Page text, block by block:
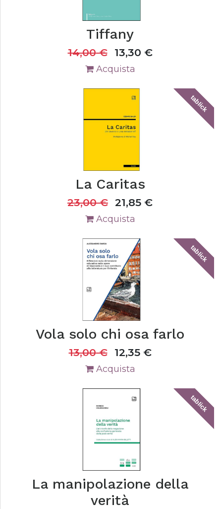
Tiffany
14,00€ 13,30 €
Acquista
tablick
La Caritas
23,00€ 21,85 €
Acquista
tablick
Vola solo chi osa farlo
13,00€ 12,35€
Acquista
tablick
La manipolazione della
verità